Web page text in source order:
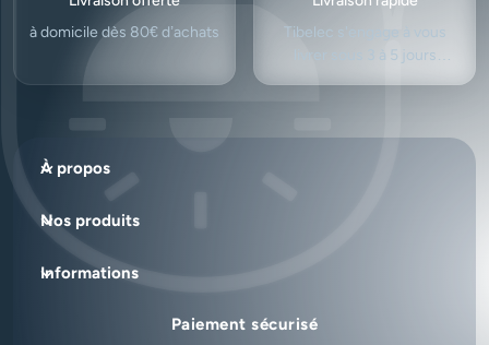
à domicile dès 80€ d’achats
Tibelec s'engage à vous
livrer sous 3 à 5 jours
À propos
Nos produits
Informations
Paiement sécurisé